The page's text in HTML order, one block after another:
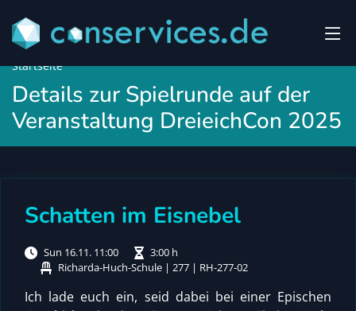
Startseite
Details zur Spielrunde auf der
Veranstaltung DreieichCon 2025
Schatten im Eisnebel
Sun 16.11. 11:00
3:00 h
Richarda-Huch-Schule | 277 | RH-277-02
Ich lade euch ein, seid dabei bei einer Epischen